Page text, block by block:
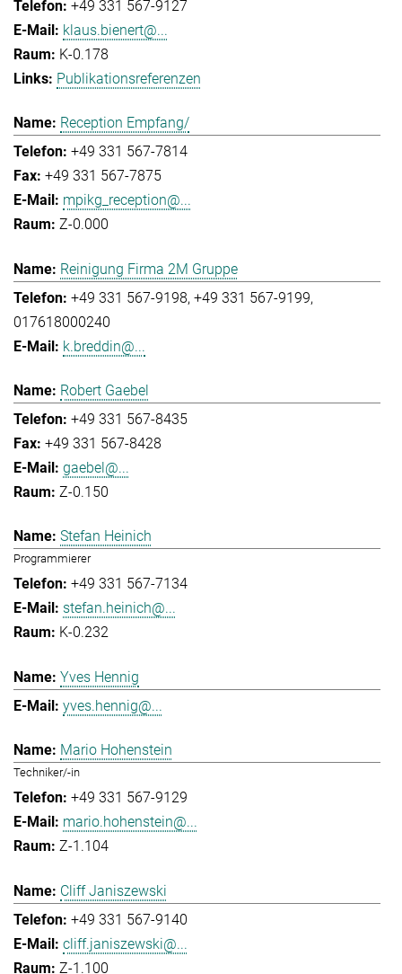
+49 331 567-9127
klaus.bienert@...
K-0.178
Publikationsreferenzen
Reception Empfang/
+49 331 567-7814
+49 331 567-7875
mpikg_reception@...
Z-0.000
Reinigung Firma 2M Gruppe
+49 331 567-9198 +49 331 567-9199
017618000240
k.breddin@...
Robert Gaebel
+49 331 567-8435
+49 331 567-8428
gaebel@...
Z-0.150
Stefan Heinich
Programmierer
+49 331 567-7134
stefan.heinich@...
K-0.232
Yves Hennig
yves.hennig@...
Mario Hohenstein
Techniker/-in
+49 331 567-9129
mario.hohenstein@...
Z-1.104
Cliff Janiszewski
+49 331 567-9140
cliff.janiszewski@...
Z-1.100